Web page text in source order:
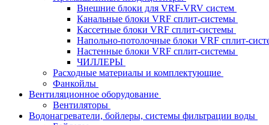
Внешние блоки для VRF-VRV систем
Канальные блоки VRF сплит-системы
Кассетные блоки VRF сплит-системы
Напольно-потолочные блоки VRF сплит-
Настенные блоки VRF сплит-системы
ЧИЛЛЕРЫ
Расходные материалы и комплектующие
Фанкойлы
Вентиляционное оборудование
Вентиляторы
Водонагреватели, бойлеры, системы фильтрации воды